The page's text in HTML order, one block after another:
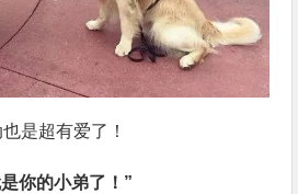
是超有爱了！
你的小弟了！”